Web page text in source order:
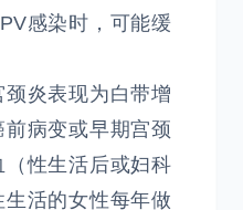
感染时，可能缓
炎表现为白带增
病变或早期宫颈
性生活后或妇科
活的女性每年做